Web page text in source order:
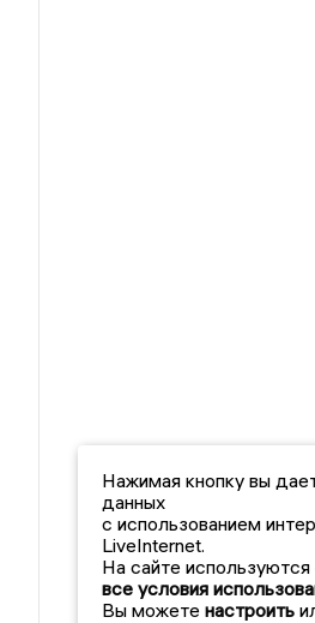
Нажимая кнопку вы
данных
с использованием
LiveInternet.
На сайте
все условия
Вы можете настроить